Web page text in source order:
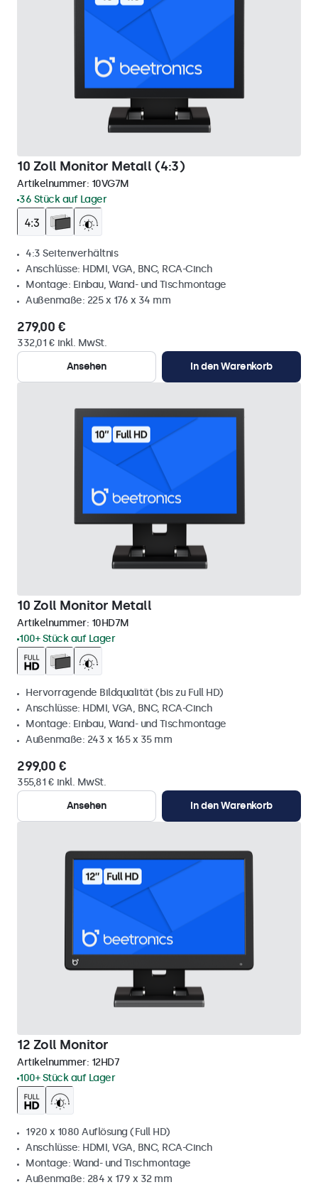
10 Zoll Monitor Metall (4:3)
Artikelnummer: 10VG7M
36 Stück auf Lager
4:3 Seitenverhältnis
Anschlüsse: HDMI, VGA, BNC, RCA-Cinch
Montage: Einbau, Wand- und Tischmontage
Außenmaße: 225 x 176 x 34 mm
279,00 €
332,01 € inkl. MwSt.
Ansehen
In den Warenkorb
10 Zoll Monitor Metall
Artikelnummer: 10HD7M
100+ Stück auf Lager
Hervorragende Bildqualität (bis zu Full HD)
Anschlüsse: HDMI, VGA, BNC, RCA-Cinch
Montage: Einbau, Wand- und Tischmontage
Außenmaße: 243 x 165 x 35 mm
299,00 €
355,81 € inkl. MwSt.
Ansehen
In den Warenkorb
12 Zoll Monitor
Artikelnummer: 12HD7
100+ Stück auf Lager
1920 x 1080 Auflösung (Full HD)
Anschlüsse: HDMI, VGA, BNC, RCA-Cinch
Montage: Wand- und Tischmontage
Außenmaße: 284 x 179 x 32 mm